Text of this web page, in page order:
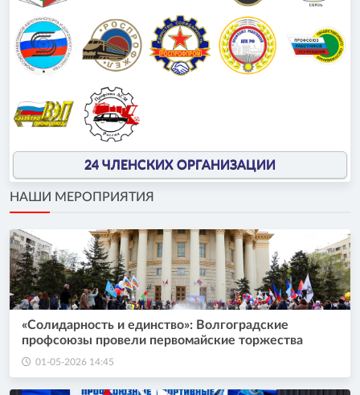
24 ЧЛЕНСКИХ ОРГАНИЗАЦИИ
НАШИ МЕРОПРИЯТИЯ
«Солидарность и единство»: Волгоградские
профсоюзы провели первомайские торжества
01-05-2026 14:45